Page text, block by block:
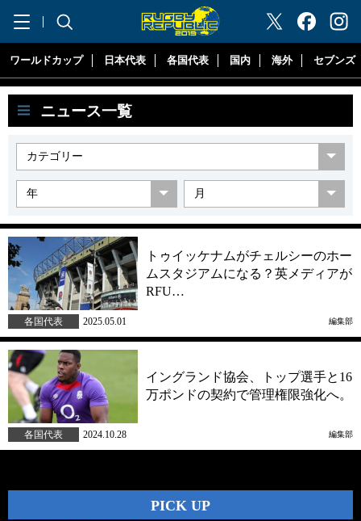
"ラグビーリパブリック"
ワールドカップ 日本代表 各国代表 国内 海外 セブンズ
ニュース一覧
トゥイッケナムがチェルシーのホー
ムスタジアムになる？英メディアが
RFU…
各国代表 2025.05.01 編集部
イングランド協会、トップ選手と16
万ポンドの契約で管理権限強化へ。
各国代表 2024.10.28 編集部
PICK UP